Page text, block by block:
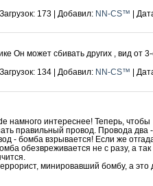
Загрузок: 173 | Добавил: NN-CS™ |
Он может сбивать других , вид от
Загрузок: 134 Добавил: NN-CS™
намного интереснее! Теперь, чтобы
правильный провод. Провода два
- бомба взрывается! Если же
обезвреживается не с разу, а так
минировавший бомбу, а это